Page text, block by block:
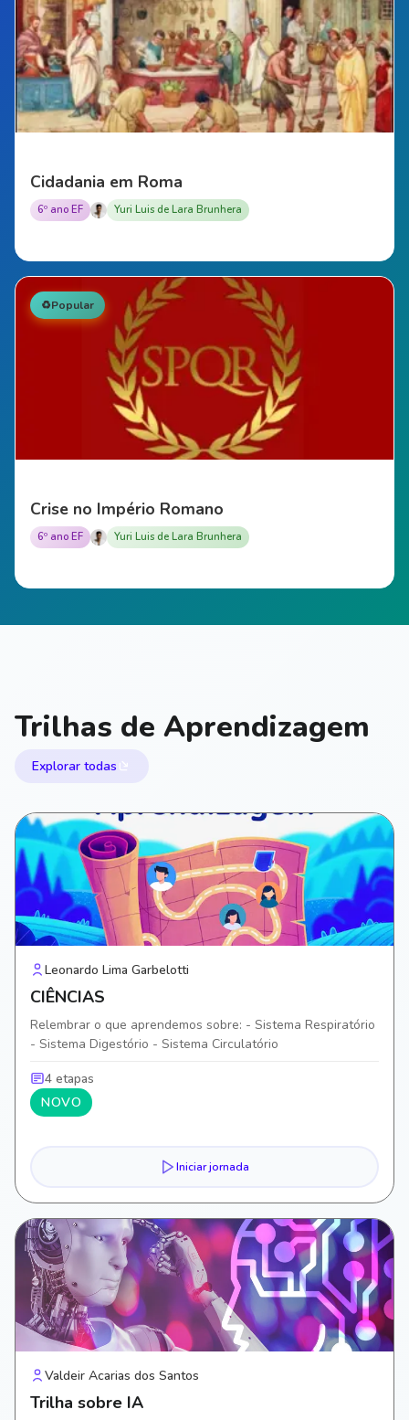
Cidadania em Roma
6º ano EF Yuri Luis de Lara Brunhera
♻️Popular
Crise no Império Romano
6º ano EF Yuri Luis de Lara Brunhera
Trilhas de Aprendizagem
Explorar todas
Leonardo Lima Garbelotti
CIÊNCIAS
Relembrar o que aprendemos sobre: - Sistema Respiratório
- Sistema Digestório - Sistema Circulatório
4 etapas
NOVO
Iniciar jornada
Valdeir Acarias dos Santos
Trilha sobre IA